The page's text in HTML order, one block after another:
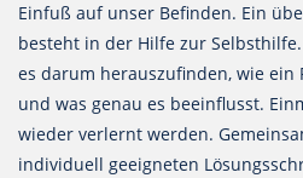
Einfuß auf unser Befinden. Ein
besteht in der Hilfe zur
es darum herauszufinden, wie ein
und was genau es beeinflusst.
wieder verlernt werden.
individuell geeigneten